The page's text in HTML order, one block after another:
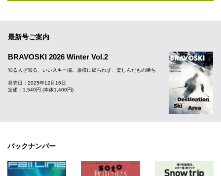
最新号ご案内
BRAVOSKI 2026 Winter Vol.2
知る人ぞ知る、いいスキー場。規模に縛られず、楽しんだもの勝ち
発売日：2025年12月16日
定価：1,540円 (本体1,400円)
バックナンバー